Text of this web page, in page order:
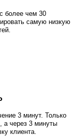
более чем 30
самую низкую
3 минут. Только
а через 3 минуты
клиента.